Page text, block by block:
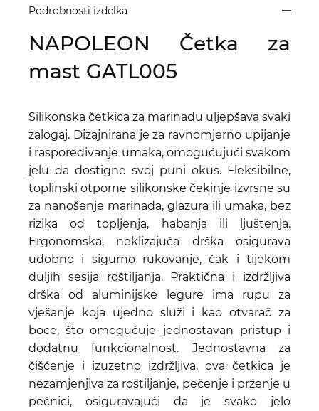
Podrobnosti izdelka
NAPOLEON Četka za
mast GATL005
Silikonska četkica za marinadu uljepšava svaki
zalogaj. Dizajnirana je za ravnomjerno upijanje
i raspoređivanje umaka, omogućujući svakom
jelu da dostigne svoj puni okus. Fleksibilne,
toplinski otporne silikonske čekinje izvrsne su
za nanošenje marinada, glazura ili umaka, bez
rizika od topljenja, habanja ili ljuštenja.
Ergonomska, neklizajuća drška osigurava
udobno i sigurno rukovanje, čak i tijekom
duljih sesija roštiljanja. Praktična i izdržljiva
drška od aluminijske legure ima rupu za
vješanje koja ujedno služi i kao otvarač za
boce, što omogućuje jednostavan pristup i
dodatnu funkcionalnost. Jednostavna za
čišćenje i izuzetno izdržljiva, ova četkica je
nezamjenjiva za roštiljanje, pečenje i prženje u
pećnici, osiguravajući da je svako jelo